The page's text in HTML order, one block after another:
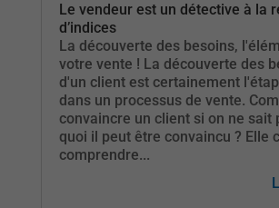
Le vendeur est un détective à la
d’indices
La découverte des besoins,
votre vente ! La découverte des
d'un client est certainement
dans un processus de vente.
convaincre un client si on ne sait
quoi il peut être convaincu ? Elle
comprendre...